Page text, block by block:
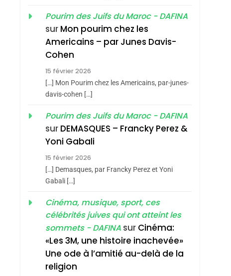
Accords D’Isaac:
L’alliance Pourrait
D’Amérique Latine
5
2025, L’année La Plus
Rapport D’ADL
Contre
L’antisémitisme
FRANCE
6
FIÈRE, DIGNE ET
POURQUOI JE
JUDAÏTE Par Thérèse
Zrihen-Dvir
CE QUI NOUS
MANQUE – Jacques
Hadida
JUDAISME
8
Pourim des Juifs du Maroc - DAFINA
sur Mon pourim chez les
Americains – par Junes Davis-
Cohen
15 février 2026
[…] Mon Pourim chez les Americains, par-junes-
davis-cohen […]
Pourim des Juifs du Maroc - DAFINA
sur DEMASQUES – Francky Perez &
Yoni Gabali
15 février 2026
[…] Demasques, par Francky Perez et Yoni
Gabali […]
Cinéma, musique, sport, ces
célébrités juives qui ont atteint les
sommets - DAFINA sur Cinéma:
«Les 3M, une histoire inachevée»
Une ode à l’amitié au-delà de la
religion